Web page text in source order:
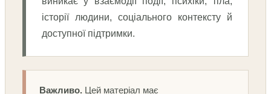
історії людини, соціального контексту й
доступної підтримки.
Важливо. Цей матеріал має